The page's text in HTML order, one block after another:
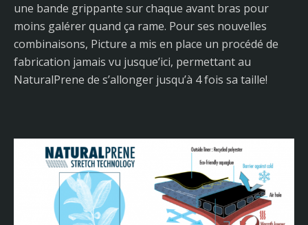
une bande grippante sur chaque avant bras pour
moins galérer quand ça rame. Pour ses nouvelles
combinaisons, Picture a mis en place un procédé de
fabrication jamais vu jusque’ici, permettant au
NaturalPrene de s’allonger jusqu’à 4 fois sa taille!